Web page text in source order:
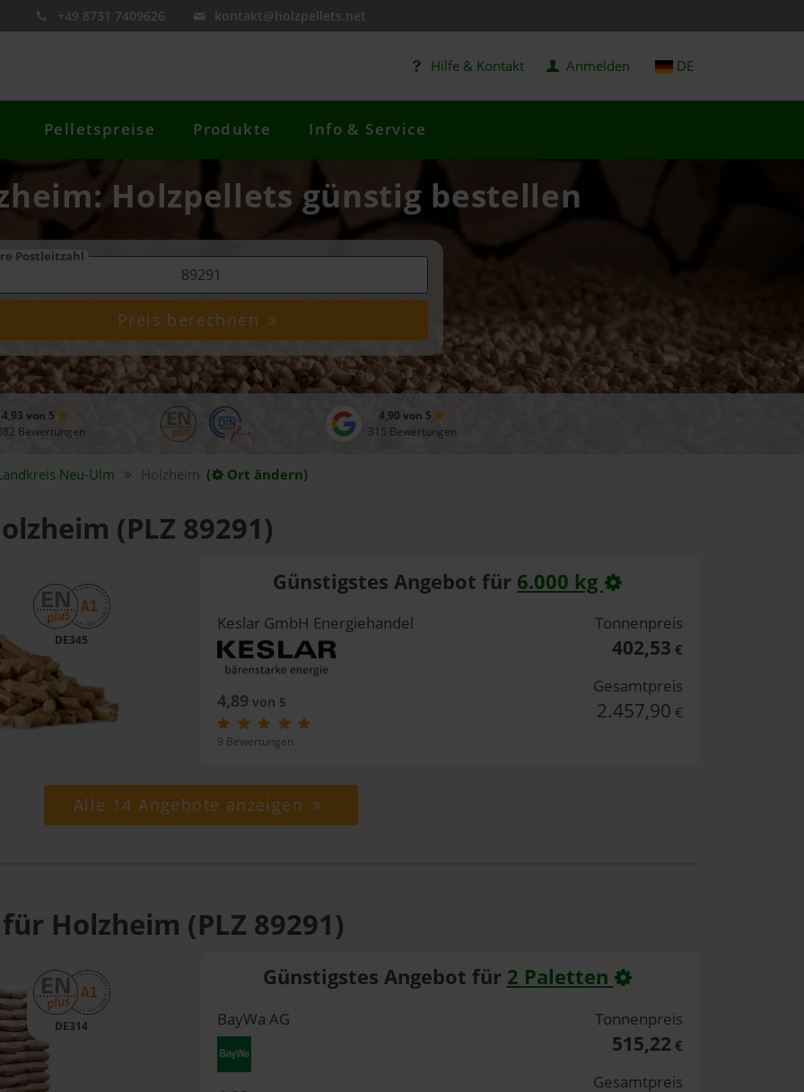
+49 8731 7409626 kontakt@holzpellets.net
Hilfe & Kontakt Anmelden DE
Pelletspreise Produkte Info & Service
Holzpellets günstig bestellen
Postleitzahl
Preis berechnen
4,93 von 5
Bewertungen
4,90 von 5
315 Bewertungen
Neu-Ulm Holzheim ( Ort ändern)
(PLZ 89291)
DE345
Günstigstes Angebot für 6.000 kg
Keslar GmbH Energiehandel
4,89von 5
9 Bewertungen
Tonnenpreis
402,53 €
Gesamtpreis
2.457,90 €
Alle 14 Angebote anzeigen
Holzheim (PLZ 89291)
DE314
Günstigstes Angebot für 2 Paletten
BayWa AG Tonnenpreis
515,22 €
Gesamtpreis